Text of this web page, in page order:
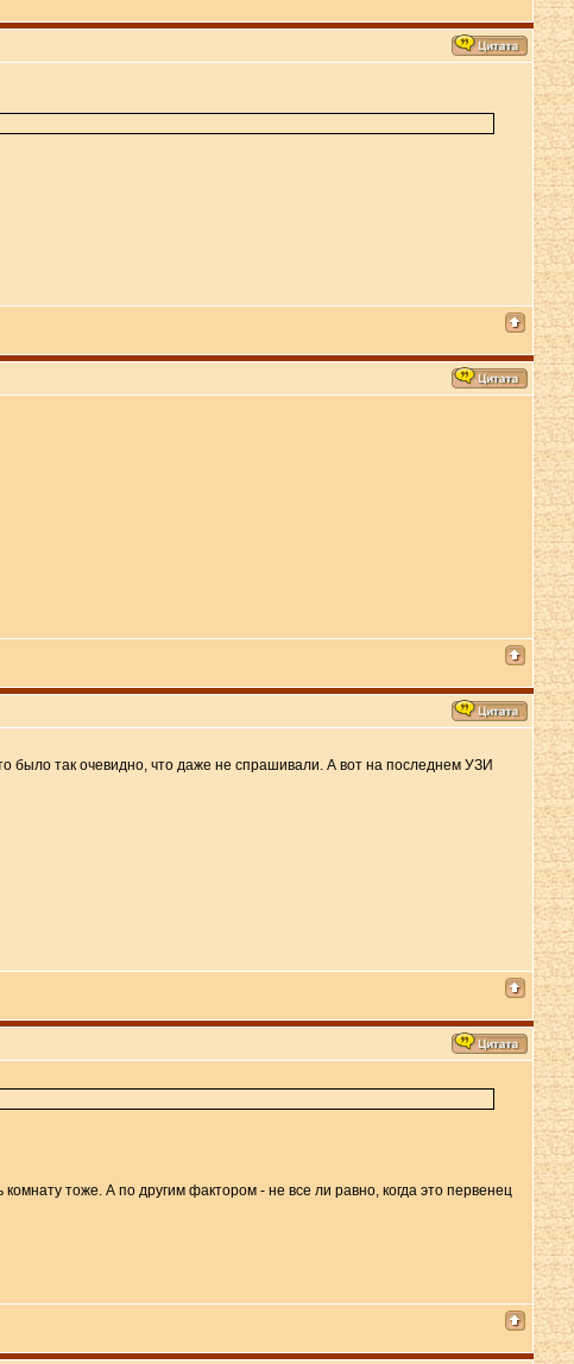
было так очевидно, что даже не спрашивали. А вот на последнем УЗИ
тоже. А по другим фактором - не все ли равно, когда это первенец